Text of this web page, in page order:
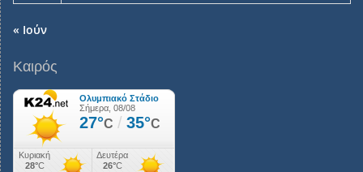
« Ιούν
Καιρός